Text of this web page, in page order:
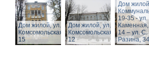
Дом жилой, ул.
Комсомольская,
15
Дом жилой, ул.
Комсомольская,
12
Дом
19-35 - ул.
Каменная,
14 – ул. С.
Разина, 34